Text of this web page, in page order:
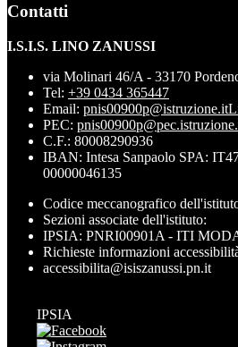
Contatti
I.S.I.S. LINO ZANUSSI
via Molinari 46/A - 33170
Tel: +39 0434 365447
Email: pnis00900p@istruzione.it
PEC:
C.F.: 80008290936
IBAN: Intesa Sanpaolo SPA:
00000046135
Codice meccanografico
Sezioni associate dell'istituto:
IPSIA: PNRI00901A - ITI
Richieste informazioni
accessibilita@isiszanussi.pn.it
IPSIA